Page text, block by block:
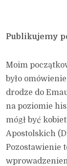
Publikujemy
Moim
było
drodze do
na poziomie
mógł być
Apostolskich
Pozostawienie